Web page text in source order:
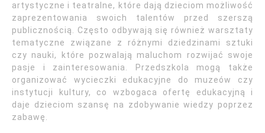
artystyczne i teatralne, które dają dzieciom możliwość
zaprezentowania swoich talentów przed szerszą
publicznością. Często odbywają się również warsztaty
tematyczne związane z różnymi dziedzinami sztuki
czy nauki, które pozwalają maluchom rozwijać swoje
pasje i zainteresowania. Przedszkola mogą także
organizować wycieczki edukacyjne do muzeów czy
instytucji kultury, co wzbogaca ofertę edukacyjną i
daje dzieciom szansę na zdobywanie wiedzy poprzez
zabawę.